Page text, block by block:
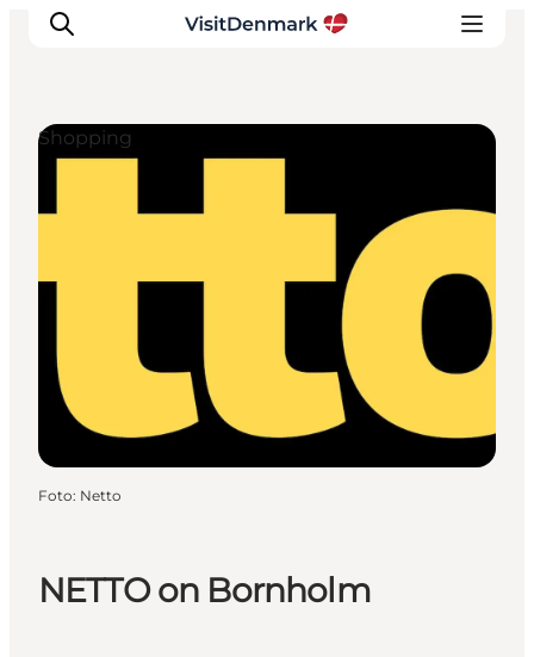
NETTO on Bornholm
Shopping
Foto: Netto